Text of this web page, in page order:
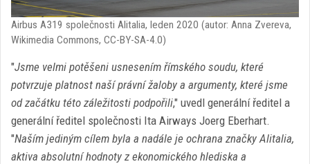
Airbus A319 společnosti Alitalia, leden 2020 (autor: Anna Zvereva,
Wikimedia Commons, CC-BY-SA-4.0)
"Jsme velmi potěšeni usnesením římského soudu, které
potvrzuje platnost naší právní žaloby a argumenty, které jsme
od začátku této záležitosti podpořili," uvedl generální ředitel a
generální ředitel společnosti Ita Airways Joerg Eberhart.
"Naším jediným cílem byla a nadále je ochrana značky Alitalia,
aktiva absolutní hodnoty z ekonomického hlediska a